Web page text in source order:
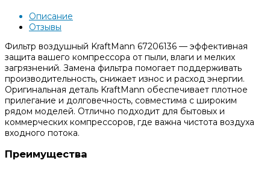
Описание
Отзывы
Фильтр воздушный KraftMann 67206136 — эффективная
защита вашего компрессора от пыли, влаги и мелких
загрязнений. Замена фильтра помогает поддерживать
производительность, снижает износ и расход энергии.
Оригинальная деталь KraftMann обеспечивает плотное
прилегание и долговечность, совместима с широким
рядом моделей. Отлично подходит для бытовых и
коммерческих компрессоров, где важна чистота воздуха
входного потока.
Преимущества